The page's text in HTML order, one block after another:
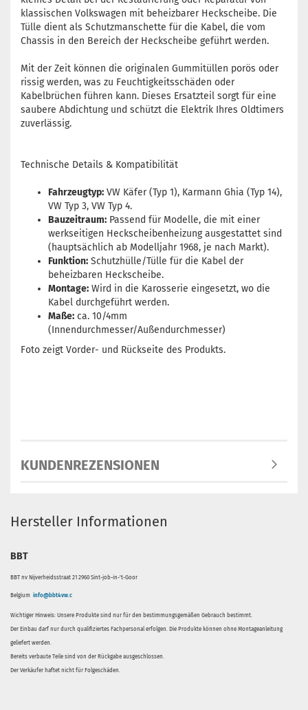
klassischen Volkswagen mit beheizbarer Heckscheibe. Die
Tülle dient als Schutzmanschette für die Kabel, die vom
Chassis in den Bereich der Heckscheibe geführt werden.
Mit der Zeit können die originalen Gummitüllen porös oder
rissig werden, was zu Feuchtigkeitsschäden oder
Kabelbrüchen führen kann. Dieses Ersatzteil sorgt für eine
saubere Abdichtung und schützt die Elektrik Ihres Oldtimers
zuverlässig.
Technische Details & Kompatibilität
Fahrzeugtyp: VW Käfer (Typ 1), Karmann Ghia (Typ 14),
VW Typ 3, VW Typ 4.
Bauzeitraum: Passend für Modelle, die mit einer
werkseitigen Heckscheibenheizung ausgestattet sind
(hauptsächlich ab Modelljahr 1968, je nach Markt).
Funktion: Schutzhülle/Tülle für die Kabel der
beheizbaren Heckscheibe.
Montage: Wird in die Karosserie eingesetzt, wo die
Kabel durchgeführt werden.
Maße: ca. 10/4mm
(Innendurchmesser/Außendurchmesser)
Foto zeigt Vorder- und Rückseite des Produkts.
KUNDENREZENSIONEN
Hersteller Informationen
BBT
BBT nv Nijverheidsstraat 21 2960 Sint-job-in-'t-Goor
Belgium info@bbt4vw.c
Wichtiger Hinweis: Unsere Produkte sind nur für den bestimmungsgemäßen Gebrauch bestimmt.
Der Einbau darf nur durch qualifiziertes Fachpersonal erfolgen. Die Produkte können ohne Montageanleitung
geliefert werden.
Bereits verbaute Teile sind von der Rückgabe ausgeschlossen.
Der Verkäufer haftet nicht für Folgeschäden.